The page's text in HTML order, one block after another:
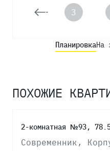
4 3
ПланировкаНа
ПОХОЖИЕ
2-комнатная №93,
Современник,